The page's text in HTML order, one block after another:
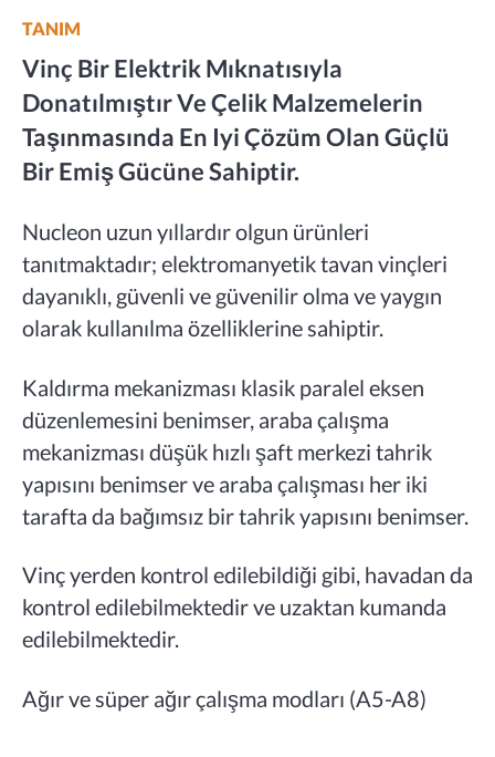
TANIM
Vinç Bir Elektrik Mıknatısıyla
Donatılmıştır Ve Çelik Malzemelerin
Taşınmasında En Iyi Çözüm Olan Güçlü
Bir Emiş Gücüne Sahiptir.
Nucleon uzun yıllardır olgun ürünleri
tanıtmaktadır; elektromanyetik tavan vinçleri
dayanıklı, güvenli ve güvenilir olma ve yaygın
olarak kullanılma özelliklerine sahiptir.
Kaldırma mekanizması klasik paralel eksen
düzenlemesini benimser, araba çalışma
mekanizması düşük hızlı şaft merkezi tahrik
yapısını benimser ve araba çalışması her iki
tarafta da bağımsız bir tahrik yapısını benimser.
Vinç yerden kontrol edilebildiği gibi, havadan da
kontrol edilebilmektedir ve uzaktan kumanda
edilebilmektedir.
Ağır ve süper ağır çalışma modları (A5-A8)